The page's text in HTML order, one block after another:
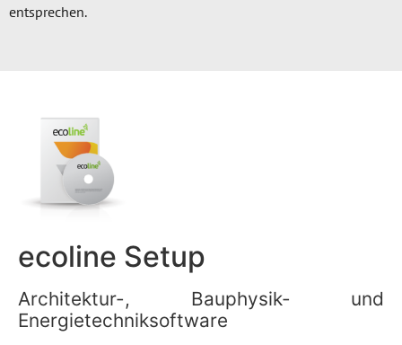
entsprechen.
ecoline Setup
Architektur-, Bauphysik- und
Energietechniksoftware